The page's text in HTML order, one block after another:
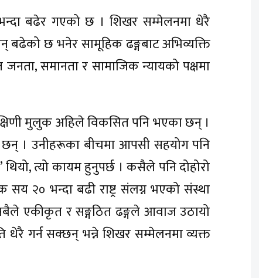
बढेर गएको छ । शिखर सम्मेलनमा धेरै
बढेको छ भनेर सामूहिक ढङ्गबाट अभिव्यक्ति
समानता र सामाजिक न्यायको पक्षमा
मुलुक अहिले विकसित पनि भएका छन् ।
छन् । उनीहरूका बीचमा आपसी सहयोग पनि
त्यो कायम हुनुपर्छ । कसैले पनि दोहोरो
सय २० भन्दा बढी राष्ट्र संलग्न भएको संस्था
एकीकृत र सङ्गठित ढङ्गले आवाज उठायो
धेरै गर्न सक्छन् भन्ने शिखर सम्मेलनमा व्यक्त